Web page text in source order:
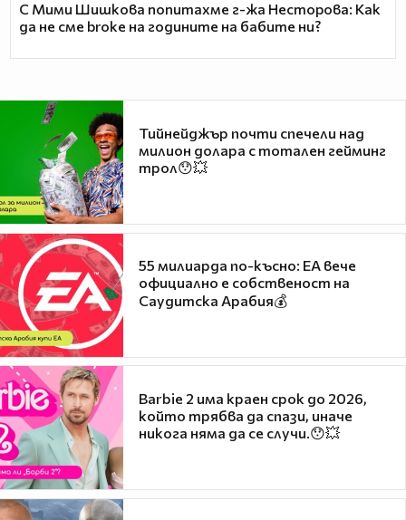
С Мими Шишкова попитахме г-жа Несторова: Как
да не сме broke на годините на бабите ни?
Тийнейджър почти спечели над
милион долара с тотален гейминг
трол😯💥
55 милиарда по-късно: EA вече
официално е собственост на
Саудитска Арабия💰
Barbie 2 има краен срок до 2026,
който трябва да спази, иначе
никога няма да се случи.😯💥